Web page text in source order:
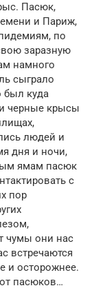
Пасюк,
и Париж,
по
заразную
намного
сыграло
был куда
черные крысы
людей и
дня и ночи,
ямам пасюк
с
пор
чумы они нас
встречаются
и осторожнее.
пасюков…